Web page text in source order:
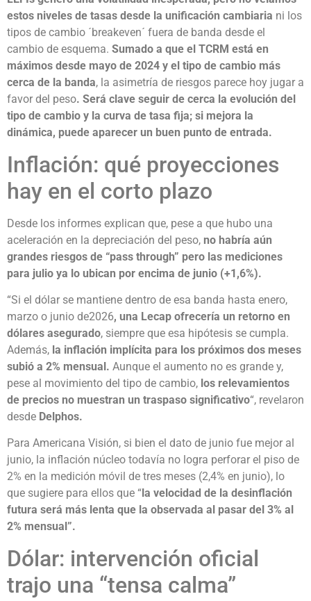
estos niveles de tasas desde la unificación cambiaria ni los
tipos de cambio ´breakeven´ fuera de banda desde el
cambio de esquema. Sumado a que el TCRM está en
máximos desde mayo de 2024 y el tipo de cambio más
cerca de la banda, la asimetría de riesgos parece hoy jugar a
favor del peso. Será clave seguir de cerca la evolución del
tipo de cambio y la curva de tasa fija; si mejora la
dinámica, puede aparecer un buen punto de entrada.
Inflación: qué proyecciones
hay en el corto plazo
Desde los informes explican que, pese a que hubo una
aceleración en la depreciación del peso, no habría aún
grandes riesgos de “pass through” pero las mediciones
para julio ya lo ubican por encima de junio (+1,6%).
“Si el dólar se mantiene dentro de esa banda hasta enero,
marzo o junio de2026, una Lecap ofrecería un retorno en
dólares asegurado, siempre que esa hipótesis se cumpla.
Además, la inflación implícita para los próximos dos meses
subió a 2% mensual. Aunque el aumento no es grande y,
pese al movimiento del tipo de cambio, los relevamientos
de precios no muestran un traspaso significativo“, revelaron
desde Delphos.
Para Americana Visión, si bien el dato de junio fue mejor al
junio, la inflación núcleo todavía no logra perforar el piso de
2% en la medición móvil de tres meses (2,4% en junio), lo
que sugiere para ellos que “ la velocidad de la desinflación
futura será más lenta que la observada al pasar del 3% al
2% mensual”.
Dólar: intervención oficial
trajo una “tensa calma”